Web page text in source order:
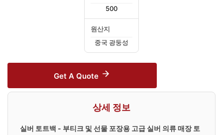
500
원산지
중국 광둥성
Get A Quote
상세 정보
실버 토트백 - 부티크 및 선물 포장용 고급 실버 의류 매장 토